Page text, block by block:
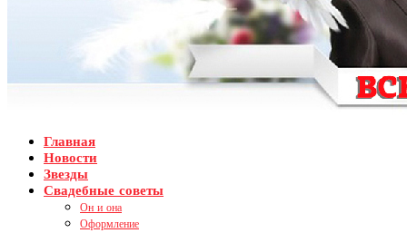
Главная
Новости
Звезды
Свадебные советы
Он и она
Оформление